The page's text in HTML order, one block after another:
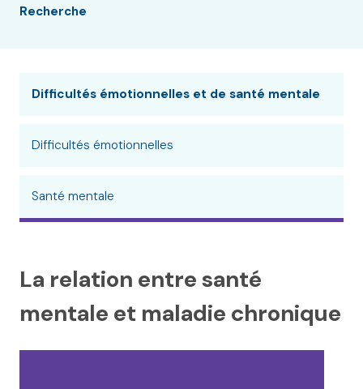
Recherche
Difficultés émotionnelles et de santé mentale
Difficultés émotionnelles
Santé mentale
La relation entre santé
mentale et maladie chronique